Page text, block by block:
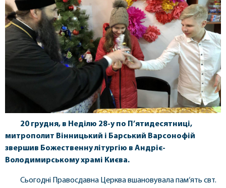
20 грудня, в Неділю 28-у по П’ятидесятниці,
митрополит Вінницький і Барський Варсонофій
звершив Божественну літургію в Андріє-
Володимирському храмі Києва.
Сьогодні Правосдавна Церква вшановувала пам‘ять свт.